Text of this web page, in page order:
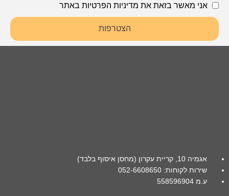
אני מאשר בזאת את מדיניות הפרטיות באתר
הצטרפות
אגמיה 10, קריית עקרון (מחסן איסוף בלבד)
שירות לקוחות: 052-6608650
ע.מ 558596904